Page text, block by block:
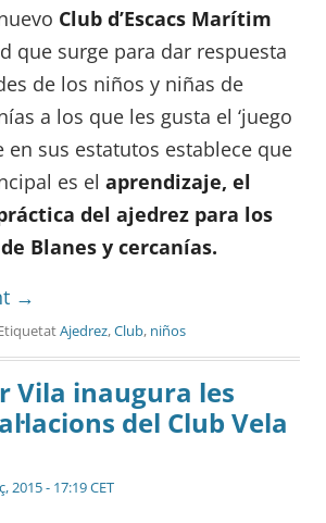
Club d’Escacs Marítim
que surge para dar respuesta
de los niños y niñas de
a los que les gusta el ‘juego
en sus estatutos establece que
es el aprendizaje, el
del ajedrez para los
Blanes y cercanías.
→
Ajedrez,Club, niños
Vila inaugura les
del Club Vela
2015 - 17:19 CET